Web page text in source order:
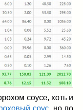
соусе, хоть и
соус, но по